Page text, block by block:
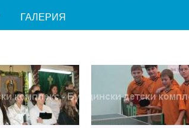
ГАЛЕРИЯ